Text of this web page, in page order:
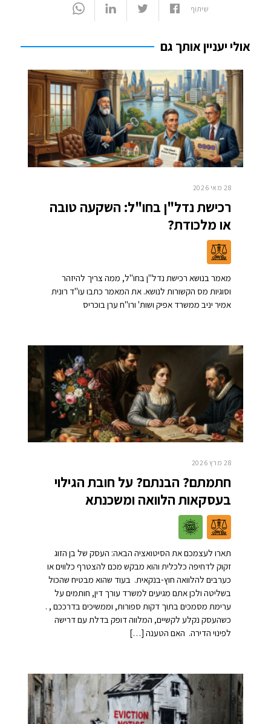
שיתוף
אולי יעניין אותך גם
28 מאי 2026
רכישת נדל"ן בחו"ל: השקעה טובה
או מלכודת?
מאמר בנושא רכישת נדל"ן בחו"ל, ממה צריך להיזהר
וסוגיות מס הקשורות לנושא. את המאמר כתבו עו"ד רונית
אמיר יניב ממשרד אפיק ושות' ורו"ח ערן בוכריס
28 מרץ 2026
חתמתם? הבנתם? על חובת הגילוי
בעסקאות הלוואה ומשכנתא
תארו לעצמכם את הסיטואציה הבאה: העסק של בן הזוג
זקוק לדחיפה כלכלית והוא מבקש מכם להצטרף כלווים או
כערבים להלוואה חוץ-בנקאית. בעוד שהוא מבטיח שהכול
בשליטה ולכן אתם מגיעים למשרד עורך דין, חותמים על
ערימת מסמכים בתוך דקות ספורות, וממשיכים בדרככם , .
כשהעסק נקלע לקשיים, המלווה דופק בדלת עם דרישה
לפינוי הדירה. האם הטענה […]